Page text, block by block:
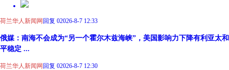
荷兰华人新闻网回复 02026-8-7 12:33
俄媒：南海不会成为“另一个霍尔木兹海峡”，美国影响力下降有利亚太和
平稳定 ...
荷兰华人新闻网回复 02026-8-7 12:30